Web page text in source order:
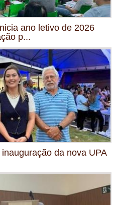
ano letivo de 2026
p...
da nova UPA